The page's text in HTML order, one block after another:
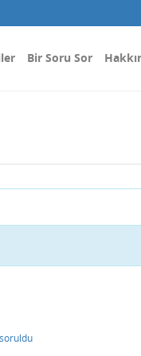
Bir Soru Sor
soruldu